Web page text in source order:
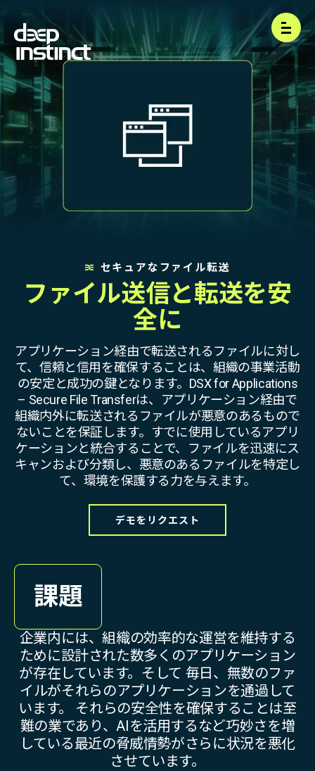
セキュアなファイル転送
ファイル送信と転送を安
全に
アプリケーション経由で転送されるファイルに対し
て、信頼と信用を確保することは、組織の事業活動
の安定と成功の鍵となります。DSX for Applications
– Secure File Transferは、アプリケーション経由で
組織内外に転送されるファイルが悪意のあるもので
ないことを保証します。すでに使用しているアプリ
ケーションと統合することで、ファイルを迅速にス
キャンおよび分類し、悪意のあるファイルを特定し
て、環境を保護する力を与えます。
デモをリクエスト
課題
企業内には、組織の効率的な運営を維持する
ために設計された数多くのアプリケーション
が存在しています。そして 毎日、無数のファ
イルがそれらのアプリケーションを通過して
います。 それらの安全性を確保することは至
難の業であり、AIを活用するなど巧妙さを増
している最近の脅威情勢がさらに状況を悪化
させています。